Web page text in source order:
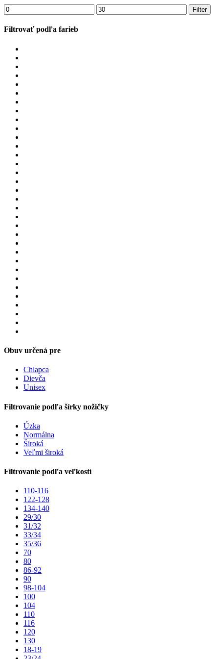
Minimálna
cena
Maximálna
cena
Filter
Filtrovať podľa farieb
Obuv určená pre
Chlapca
Dievča
Unisex
Filtrovanie podľa šírky nožičky
Úzka
Normálna
Široká
Veľmi široká
Filtrovanie podľa veľkostí
110-116
122-128
134-140
29/30
31/32
33/34
35/36
70
80
86-92
90
98-104
100
104
110
116
120
130
18-19